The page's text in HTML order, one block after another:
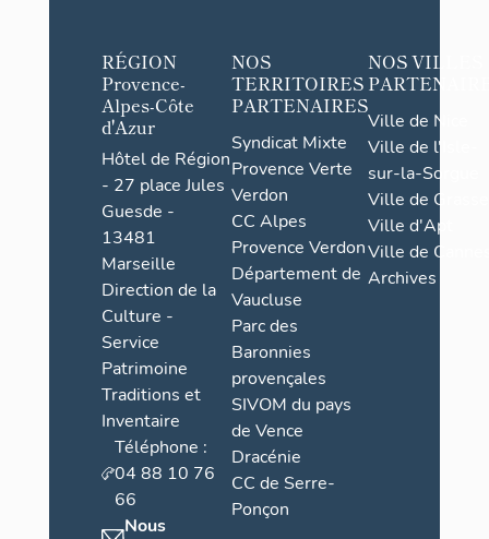
RÉGION
Provence-
Alpes-Côte
d'Azur
Hôtel de Région
- 27 place Jules
Guesde -
13481
Marseille
Direction de la
Culture -
Service
Patrimoine
Traditions et
Inventaire
Téléphone :
04 88 10 76
66
Nous
NOS
TERRITOIRES
PARTENAIRES
Syndicat Mixte
Provence Verte
Verdon
CC Alpes
Provence Verdon
Département de
Vaucluse
Parc des
Baronnies
provençales
SIVOM du pays
de Vence
Dracénie
CC de Serre-
Ponçon
NOS VILLES
Ville de Nice
Ville de l'Isle-
sur-la-Sorgue
Ville de Grasse
Ville d'Apt
Ville de
Archives